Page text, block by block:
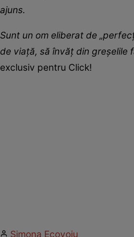
ajuns.
Sunt un om eliberat de
de viață, să învăț din greșelile
exclusiv pentru Click!
Simona Ecovoiu